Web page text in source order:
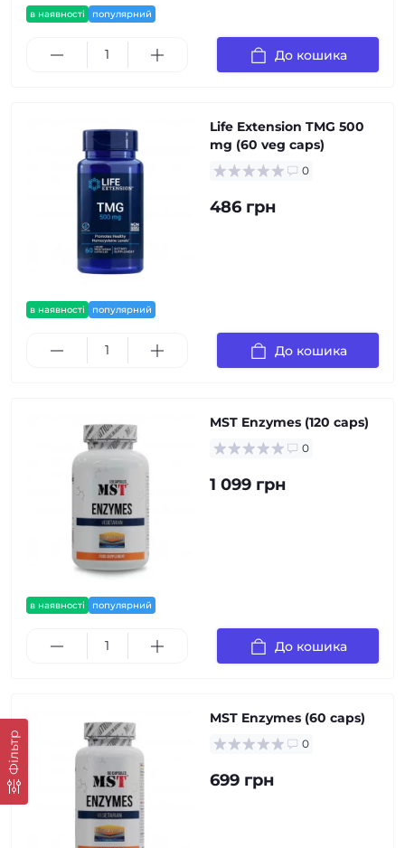
Фільтр
в наявності популярний
До кошика
в наявності популярний
Life Extension TMG 500
mg (60 veg caps)
0
486 грн
До кошика
в наявності популярний
MST Enzymes (120 caps)
0
1 099 грн
До кошика
MST Enzymes (60 caps)
0
699 грн